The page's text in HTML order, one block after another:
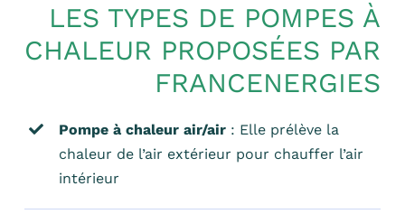
LES TYPES DE POMPES À
CHALEUR PROPOSÉES PAR
FRANCENERGIES
Pompe à chaleur air/air : Elle prélève la
chaleur de l’air extérieur pour chauffer l’air
intérieur